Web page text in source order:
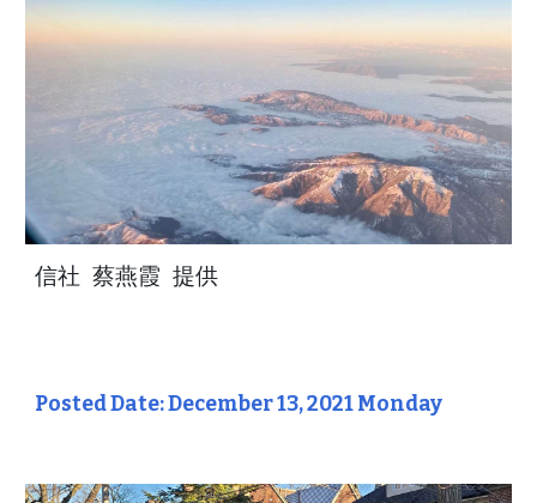
信社 蔡燕霞 提供
Posted Date: December 13, 2021 Monday